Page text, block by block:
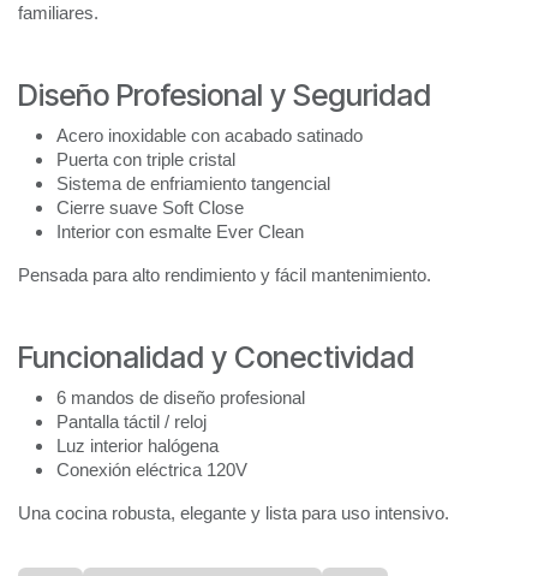
familiares.
Diseño Profesional y Seguridad
Acero inoxidable con acabado satinado
Puerta con triple cristal
Sistema de enfriamiento tangencial
Cierre suave Soft Close
Interior con esmalte Ever Clean
Pensada para alto rendimiento y fácil mantenimiento.
Funcionalidad y Conectividad
6 mandos de diseño profesional
Pantalla táctil / reloj
Luz interior halógena
Conexión eléctrica 120V
Una cocina robusta, elegante y lista para uso intensivo.